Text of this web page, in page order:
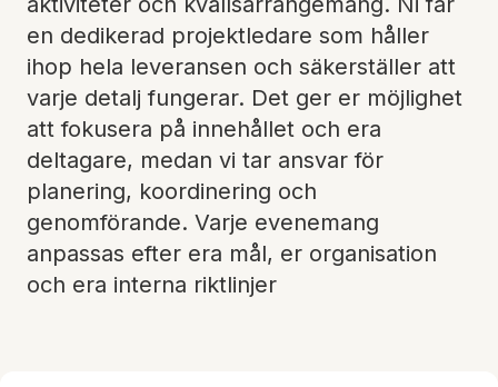
en dedikerad projektledare som håller
ihop hela leveransen och säkerställer att
varje detalj fungerar. Det ger er möjlighet
att fokusera på innehållet och era
deltagare, medan vi tar ansvar för
planering, koordinering och
genomförande. Varje evenemang
anpassas efter era mål, er organisation
och era interna riktlinjer